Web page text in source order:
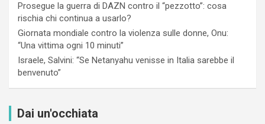
Prosegue la guerra di DAZN contro il “pezzotto”: cosa
rischia chi continua a usarlo?
Giornata mondiale contro la violenza sulle donne, Onu:
“Una vittima ogni 10 minuti”
Israele, Salvini: “Se Netanyahu venisse in Italia sarebbe il
benvenuto”
Dai un'occhiata